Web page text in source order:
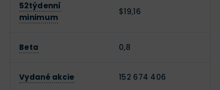
52týdenní
minimum
$19,16
Beta 0,8
Vydané akcie 152 674 406